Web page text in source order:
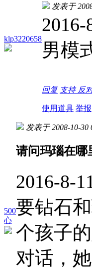
klp3220658
发表于
男模
回复 支持 反
使用道具 举报
500
心
发表于 2008-10-30
请问玛瑙在哪
2016-8-
要钻石
个孩子
对话，